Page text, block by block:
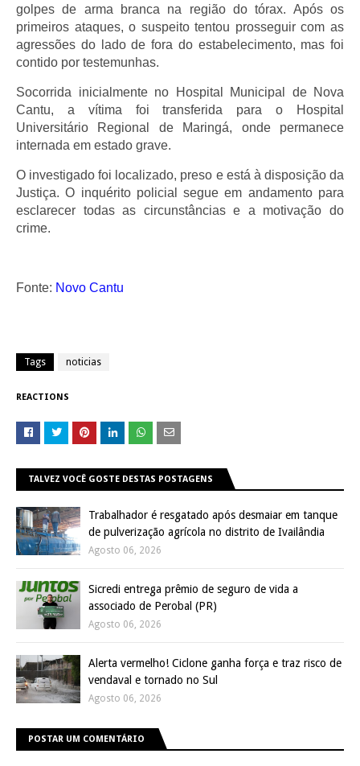
golpes de arma branca na região do tórax. Após os
primeiros ataques, o suspeito tentou prosseguir com as
agressões do lado de fora do estabelecimento, mas foi
contido por testemunhas.
Socorrida inicialmente no Hospital Municipal de Nova
Cantu, a vítima foi transferida para o Hospital
Universitário Regional de Maringá, onde permanece
internada em estado grave.
O investigado foi localizado, preso e está à disposição da
Justiça. O inquérito policial segue em andamento para
esclarecer todas as circunstâncias e a motivação do
crime.
Fonte: Novo Cantu
Tags noticias
REACTIONS
TALVEZ VOCÊ GOSTE DESTAS POSTAGENS
Trabalhador é resgatado após desmaiar em tanque
de pulverização agrícola no distrito de Ivailândia
Agosto 06, 2026
Sicredi entrega prêmio de seguro de vida a
associado de Perobal (PR)
Agosto 06, 2026
Alerta vermelho! Ciclone ganha força e traz risco de
vendaval e tornado no Sul
Agosto 06, 2026
POSTAR UM COMENTÁRIO